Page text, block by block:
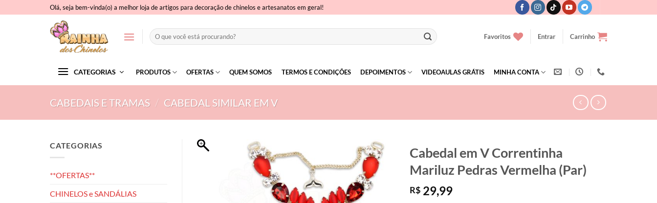
to
Olá, seja bem-vinda(o) a melhor loja de artigos para decoração de chinelos e artesanatos em geral!
Pesquisar
por:
Favoritos Entrar Carrinho
CATEGORIAS PRODUTOS OFERTAS QUEM SOMOS TERMOS E CONDIÇÕES DEPOIMENTOS VIDEOAULAS GRÁTIS MINHA CONTA
CABEDAIS E TRAMAS / CABEDAL SIMILAR EM V
CATEGORIAS
**OFERTAS**
CHINELOS e SANDÁLIAS
Cabedal em V Correntinha
Mariluz Pedras Vermelha (Par)
R$29,99